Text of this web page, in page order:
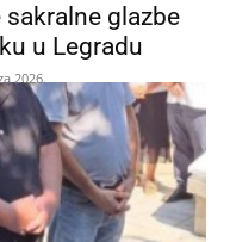
glazbe
u Legradu
2026.